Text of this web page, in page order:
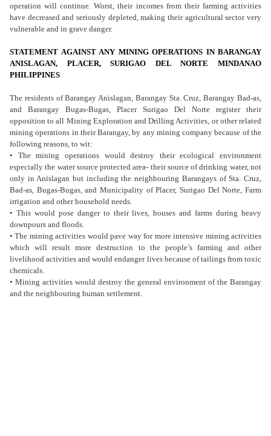
operation will continue. Worst, their incomes from their farming activities
have decreased and seriously depleted, making their agricultural sector very
vulnerable and in grave danger.
STATEMENT AGAINST ANY MINING OPERATIONS IN BARANGAY
ANISLAGAN, PLACER, SURIGAO DEL NORTE MINDANAO
PHILIPPINES
The residents of Barangay Anislagan, Barangay Sta. Cruz, Barangay Bad-as,
and Barangay Bugas-Bugas, Placer Surigao Del Norte register their
opposition to all Mining Exploration and Drilling Activities, or other related
mining operations in their Barangay, by any mining company because of the
following reasons, to wit:
• The mining operations would destroy their ecological environment
especially the water source protected area- their source of drinking water, not
only in Anislagan but including the neighbouring Barangays of Sta. Cruz,
Bad-as, Bugas-Bugas, and Municipality of Placer, Surigao Del Norte, Farm
irrigation and other household needs.
• This would pose danger to their lives, houses and farms during heavy
downpours and floods.
• The mining activities would pave way for more intensive mining activities
which will result more destruction to the people’s farming and other
livelihood activities and would endanger lives because of tailings from toxic
chemicals.
• Mining activities would destroy the general environment of the Barangay
and the neighbouring human settlement.